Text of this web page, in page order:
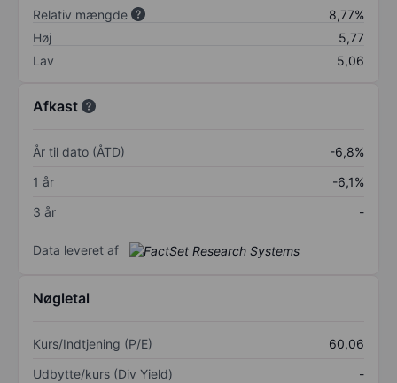
Relativ mængde
8,77%
Høj
5,77
Lav
5,06
Afkast
År til dato (ÅTD)
-6,8%
1 år
-6,1%
3 år
-
Data leveret af
Nøgletal
Kurs/Indtjening (P/E)
60,06
Udbytte/kurs (Div Yield)
-